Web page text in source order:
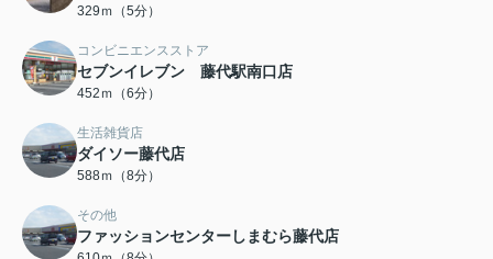
329ｍ（5分）
コンビニエンスストア
セブンイレブン 藤代駅南口店
452ｍ（6分）
生活雑貨店
ダイソー藤代店
588ｍ（8分）
その他
ファッションセンターしまむら藤代店